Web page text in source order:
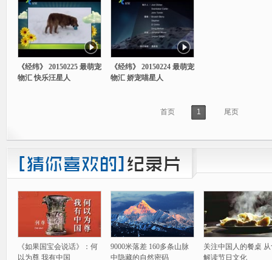
《经纬》 20150225 最萌宠
物汇 快乐汪星人
《经纬》 20150224 最萌宠
物汇 娇宠喵星人
首页 1 尾页
《如果国宝会说话》：何
以为尊 我有中国
9000米落差 160多条山脉
中隐藏的自然密码
关注中国人的餐桌
解读节日文化